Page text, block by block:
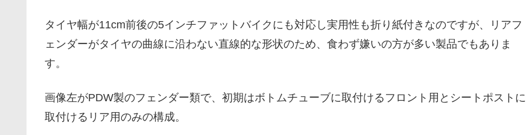
タイヤ幅が11cm前後の5インチファットバイクにも対応し実用性も折り紙付きなのですが、リアフ
ェンダーがタイヤの曲線に沿わない直線的な形状のため、食わず嫌いの方が多い製品でもありま
す。
画像左がPDW製のフェンダー類で、初期はボトムチューブに取付けるフロント用とシートポストに
取付けるリア用のみの構成。